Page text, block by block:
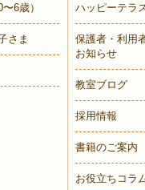
〜6歳）
さま
ハッピーテラ
保護者・利用
お知らせ
教室ブログ
採用情報
書籍のご案内
お役立ちコラ